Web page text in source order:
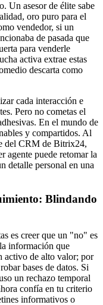
Un asesor de élite sabe
oro puro para el
vendedor, si un
de pasada que
para venderle
activa extrae estas
descarta como
cada interacción e
Pero no cometas el
En el mundo de
y compartidos. Al
del CRM de Bitrix24,
agente puede retomar la
detalle personal en una
Blindando
es creer que un "no" es
información que
activo de alto valor; por
bases de datos. Si
un rechazo temporal
confía en tu criterio
informativos o